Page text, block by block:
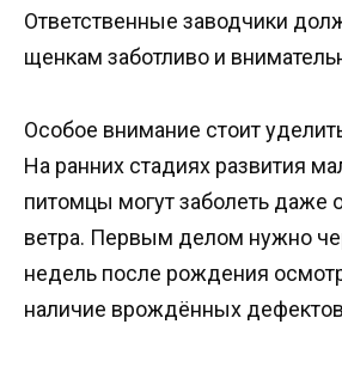
Ответственные заводчики
щенкам заботливо и
Особое внимание стоит
На ранних стадиях развития
питомцы могут заболеть даже
ветра. Первым делом нужно
недель после рождения
наличие врождённых дефектов